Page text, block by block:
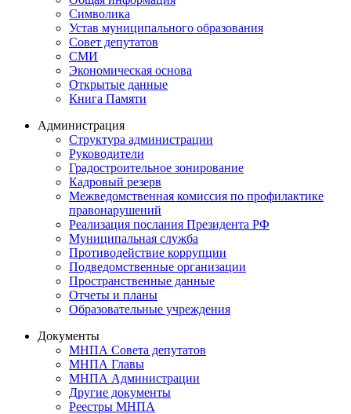
Символика
Устав муниципального образования
Совет депутатов
СМИ
Экономическая основа
Открытые данные
Книга Памяти
Администрация
Структура администрации
Руководители
Градостроительное зонирование
Кадровый резерв
Межведомственная комиссия по профилактике
правонарушений
Реализация послания Президента РФ
Муниципальная служба
Противодействие коррупции
Подведомственные организации
Пространственные данные
Отчеты и планы
Образовательные учреждения
Документы
МНПА Совета депутатов
МНПА Главы
МНПА Администрации
Другие документы
Реестры МНПА